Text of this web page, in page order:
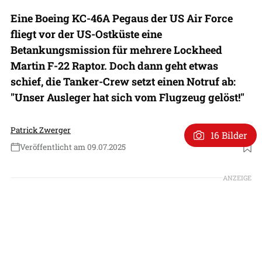
Eine Boeing KC-46A Pegaus der US Air Force
fliegt vor der US-Ostküste eine
Betankungsmission für mehrere Lockheed
Martin F-22 Raptor. Doch dann geht etwas
schief, die Tanker-Crew setzt einen Notruf ab:
"Unser Ausleger hat sich vom Flugzeug gelöst!"
Patrick Zwerger
Veröffentlicht am 09.07.2025
Foto: US Air Force
16 Bilder
ANZEIGE